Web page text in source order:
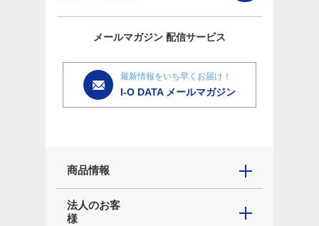
メールマガジン 配信サービス
最新情報をいち早くお届け！
I-O DATA メールマガジン
商品情報
法人のお客
様